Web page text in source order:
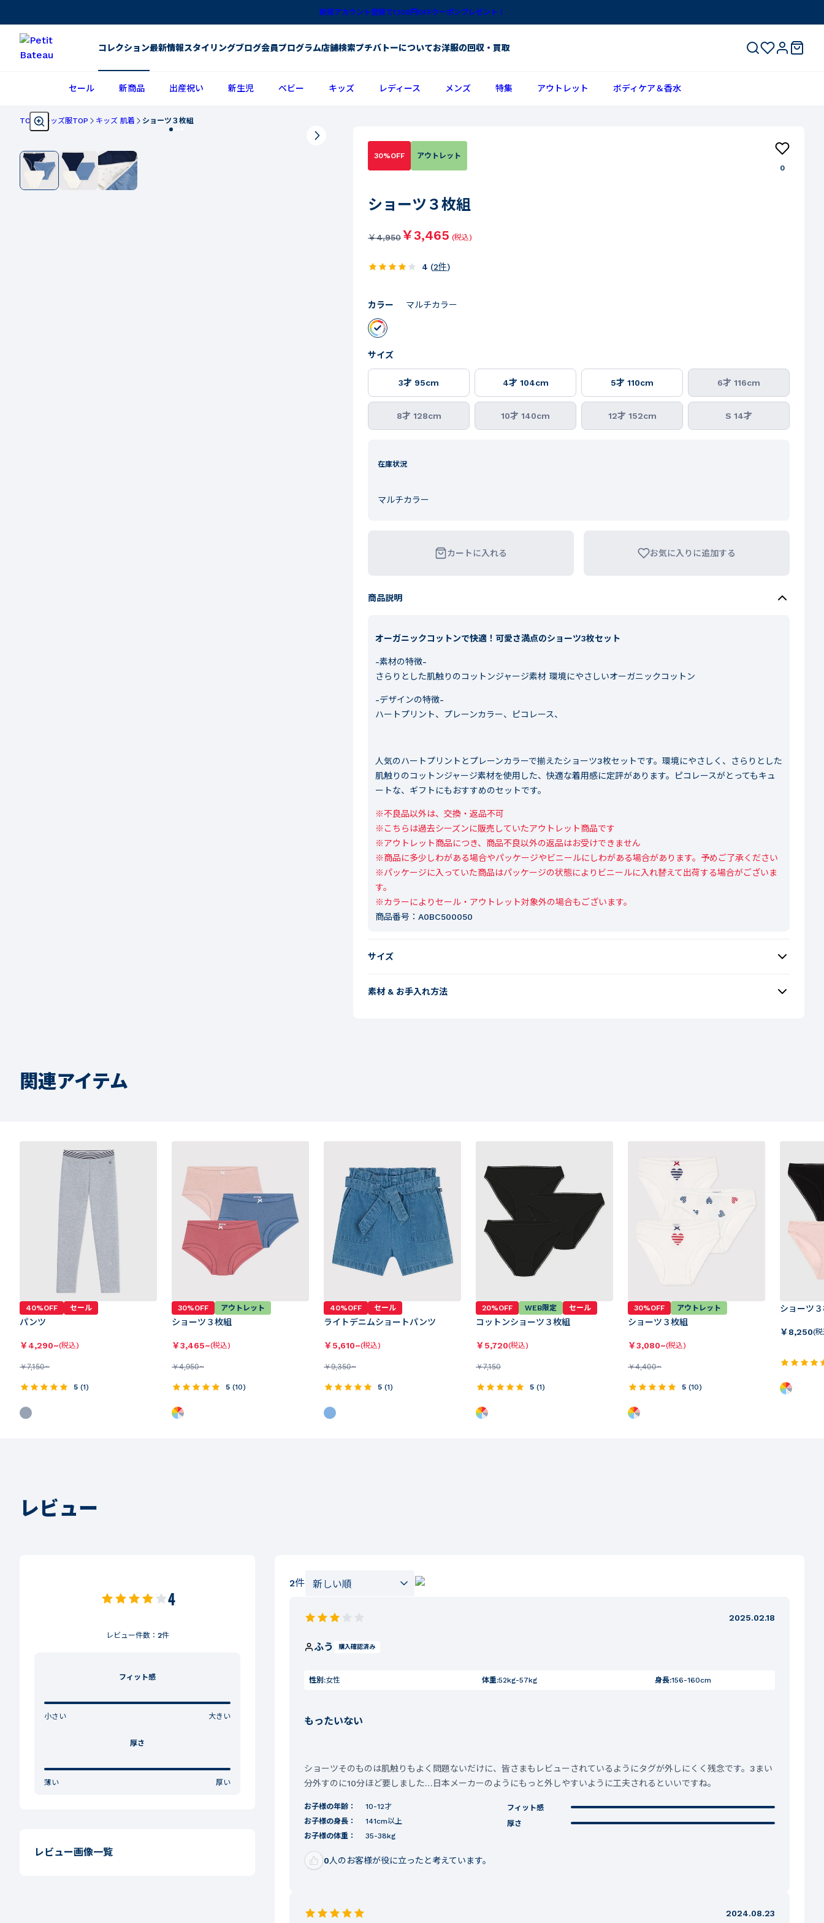
新規アカウント登録で1,100円OFFクーポンプレゼント！
コレクション最新情報スタイリングブログ会員プログラム店舗検索プチバトーについてお洋服の回収・買取
セール 新商品 出産祝い 新生児 ベビー キッズ レディース メンズ 特集 アウトレット ボディケア＆香水
TOP キッズ服TOP キッズ 肌着 ショーツ３枚組
30%OFF
アウトレット
0
ショーツ３枚組
￥4,950￥3,465 (税込)
4 (2件)
カラー マルチカラー
サイズ
3才 95cm 4才 104cm 5才 110cm 6才 116cm
8才 128cm 10才 140cm 12才 152cm S 14才
在庫状況
マルチカラー
カートに入れる お気に入りに追加する
商品説明
オーガニックコットンで快適！可愛さ満点のショーツ3枚セット
-素材の特徴-
さらりとした肌触りのコットンジャージ素材 環境にやさしいオーガニックコットン
-デザインの特徴-
ハートプリント、プレーンカラー、ピコレース、
人気のハートプリントとプレーンカラーで揃えたショーツ3枚セットです。環境にやさしく、さらりとした
肌触りのコットンジャージ素材を使用した、快適な着用感に定評があります。ピコレースがとってもキュ
ートな、ギフトにもおすすめのセットです。
※不良品以外は、交換・返品不可
※こちらは過去シーズンに販売していたアウトレット商品です
※アウトレット商品につき、商品不良以外の返品はお受けできません
※商品に多少しわがある場合やパッケージやビニールにしわがある場合があります。予めご了承ください
※パッケージに入っていた商品はパッケージの状態によりビニールに入れ替えて出荷する場合がございま
す。
※カラーによりセール・アウトレット対象外の場合もございます。
商品番号： A0BC500050
サイズ
素材 & お手入れ方法
関連アイテム
40%OFF セール
パンツ
￥4,290~(税込)
￥7,150~
5 (1)
30%OFF アウトレット
ショーツ３枚組
￥3,465~(税込)
￥4,950~
5 (10)
40%OFF セール
ライトデニムショートパンツ
￥5,610~(税込)
￥9,350~
5 (1)
20%OFF WEB限定 セール
コットンショーツ３枚組
￥5,720(税込)
￥7,150
5 (1)
30%OFF アウトレット
ショーツ３枚組
￥3,080~(税込)
￥4,400~
5 (10)
ショーツ
￥8,250(
レビュー
4
レビュー件数： 2件
フィット感
小さい 大きい
厚さ
薄い 厚い
レビュー画像一覧
2件
2025.02.18
ふう 購入確認済み
性別:女性 体重:52kg-57kg 身長:156-160cm
もったいない
ショーツそのものは肌触りもよく問題ないだけに、皆さまもレビューされているようにタグが外しにくく残念です。3まい
分外すのに10分ほど要しました…日本メーカーのようにもっと外しやすいように工夫されるといいですね。
お子様の年齢：
10-12才
お子様の身長：
141cm以上
お子様の体重：
35-38kg
フィット感
厚さ
0人のお客様が役に立ったと考えています。
2024.08.23